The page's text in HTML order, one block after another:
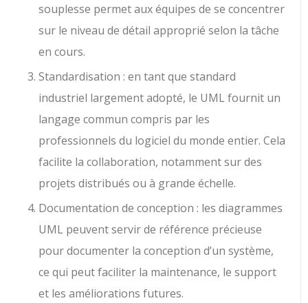
souplesse permet aux équipes de se concentrer
sur le niveau de détail approprié selon la tâche
en cours.
Standardisation : en tant que standard
industriel largement adopté, le UML fournit un
langage commun compris par les
professionnels du logiciel du monde entier. Cela
facilite la collaboration, notamment sur des
projets distribués ou à grande échelle.
Documentation de conception : les diagrammes
UML peuvent servir de référence précieuse
pour documenter la conception d’un système,
ce qui peut faciliter la maintenance, le support
et les améliorations futures.